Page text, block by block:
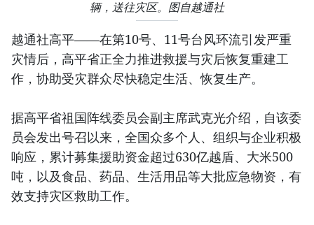
辆，送往灾区。图自越通社
越通社高平——在第10号、11号台风环流引发严重
灾情后，高平省正全力推进救援与灾后恢复重建工
作，协助受灾群众尽快稳定生活、恢复生产。
据高平省祖国阵线委员会副主席武克光介绍，自该委
员会发出号召以来，全国众多个人、组织与企业积极
响应，累计募集援助资金超过630亿越盾、大米500
吨，以及食品、药品、生活用品等大批应急物资，有
效支持灾区救助工作。